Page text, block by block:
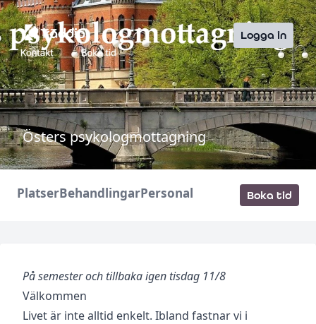
Logga in
Östers psykologmottagning
PlatserBehandlingarPersonal Boka tid
På semester och tillbaka igen tisdag 11/8
Välkommen
Livet är inte alltid enkelt. Ibland fastnar vi i